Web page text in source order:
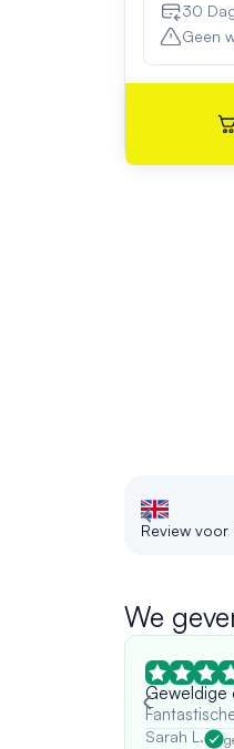
30
Geen
Review voor
We
Geweldige
Sarah L.